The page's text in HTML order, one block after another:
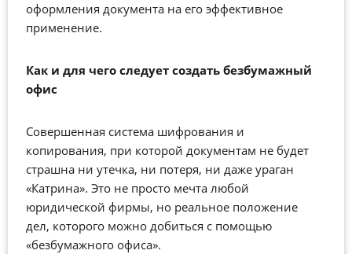
оформления документа на его эффективное
применение.
Как и для чего следует создать безбумажный
офис
Совершенная система шифрования и
копирования, при которой документам не будет
страшна ни утечка, ни потеря, ни даже ураган
«Катрина». Это не просто мечта любой
юридической фирмы, но реальное положение
дел, которого можно добиться с помощью
«безбумажного офиса».